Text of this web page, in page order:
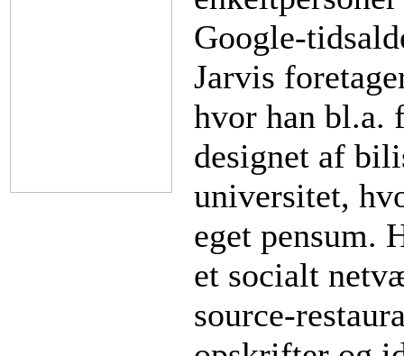
Google-
Jarvis
hvor han bl.a.
designet af
universitet,
eget pensum.
et socialt
source-